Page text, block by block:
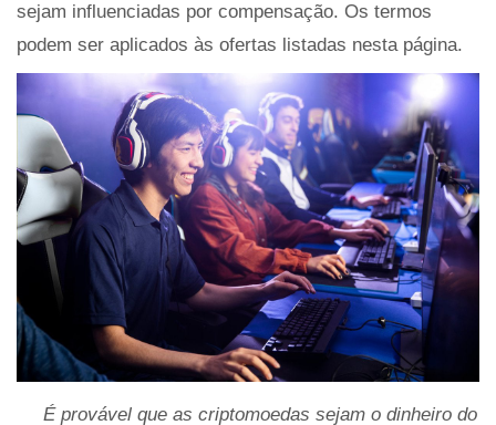
sejam influenciadas por compensação. Os termos
podem ser aplicados às ofertas listadas nesta página.
É provável que as criptomoedas sejam o dinheiro do